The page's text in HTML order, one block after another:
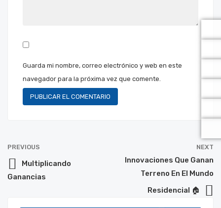
Guarda mi nombre, correo electrónico y web en este
navegador para la próxima vez que comente.
PREVIOUS
Multiplicando
Ganancias
NEXT
Innovaciones Que Ganan
Terreno En El Mundo
Residencial 🏠